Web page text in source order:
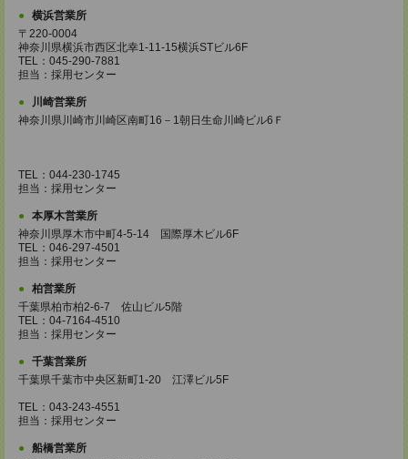
横浜営業所
〒220-0004
神奈川県横浜市西区北幸1-11-15横浜STビル6F
TEL：045-290-7881
担当：採用センター
川崎営業所
神奈川県川崎市川崎区南町16－1朝日生命川崎ビル6Ｆ
TEL：044-230-1745
担当：採用センター
本厚木営業所
神奈川県厚木市中町4-5-14 国際厚木ビル6F
TEL：046-297-4501
担当：採用センター
柏営業所
千葉県柏市柏2-6-7 佐山ビル5階
TEL：04-7164-4510
担当：採用センター
千葉営業所
千葉県千葉市中央区新町1-20 江澤ビル5F
TEL：043-243-4551
担当：採用センター
船橋営業所